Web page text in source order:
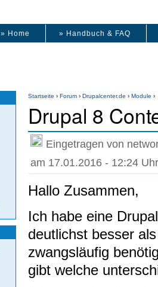
» Home » Handbuch & FAQ
Startseite › Forum › Drupalcenter.de › Module ›
Drupal 8
Eingetragen von
am 17.01.2016 - 12:24 Uhr
Hallo Zusammen,
Ich habe eine
deutlichst besser
zwangsläufig
gibt welche